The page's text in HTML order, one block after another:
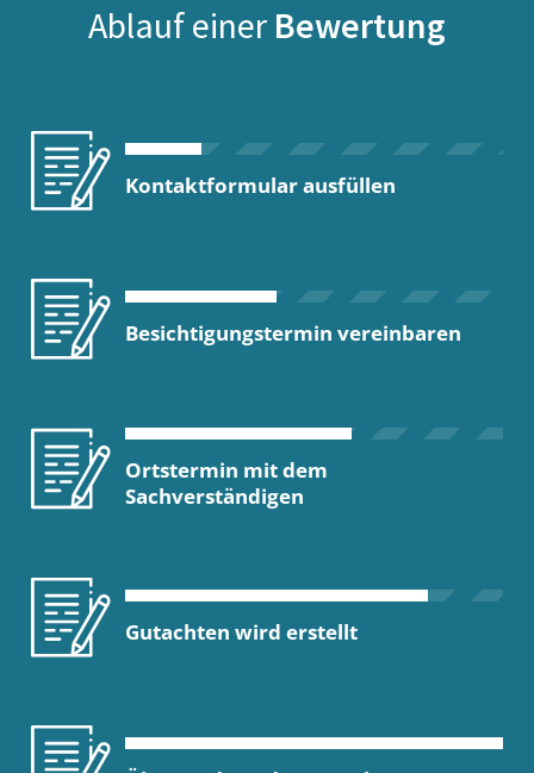
Ablauf einer Bewertung
Kontaktformular ausfüllen
Besichtigungstermin vereinbaren
Ortstermin mit dem
Sachverständigen
Gutachten wird erstellt